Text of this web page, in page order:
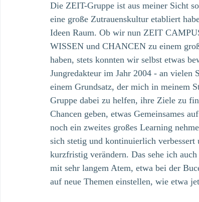
Die ZEIT-Gruppe ist aus meiner Sicht
eine große Zutrauenskultur etabliert
Ideen Raum. Ob wir nun ZEIT
WISSEN und CHANCEN zu einem
haben, stets konnten wir selbst etwas
Jungredakteur im Jahr 2004 - an vielen
einem Grundsatz, der mich in meinem
Gruppe dabei zu helfen, ihre Ziele zu
Chancen geben, etwas Gemeinsames
noch ein zweites großes Learning
sich stetig und kontinuierlich
kurzfristig verändern. Das sehe ich
mit sehr langem Atem, etwa bei der
auf neue Themen einstellen, wie etwa